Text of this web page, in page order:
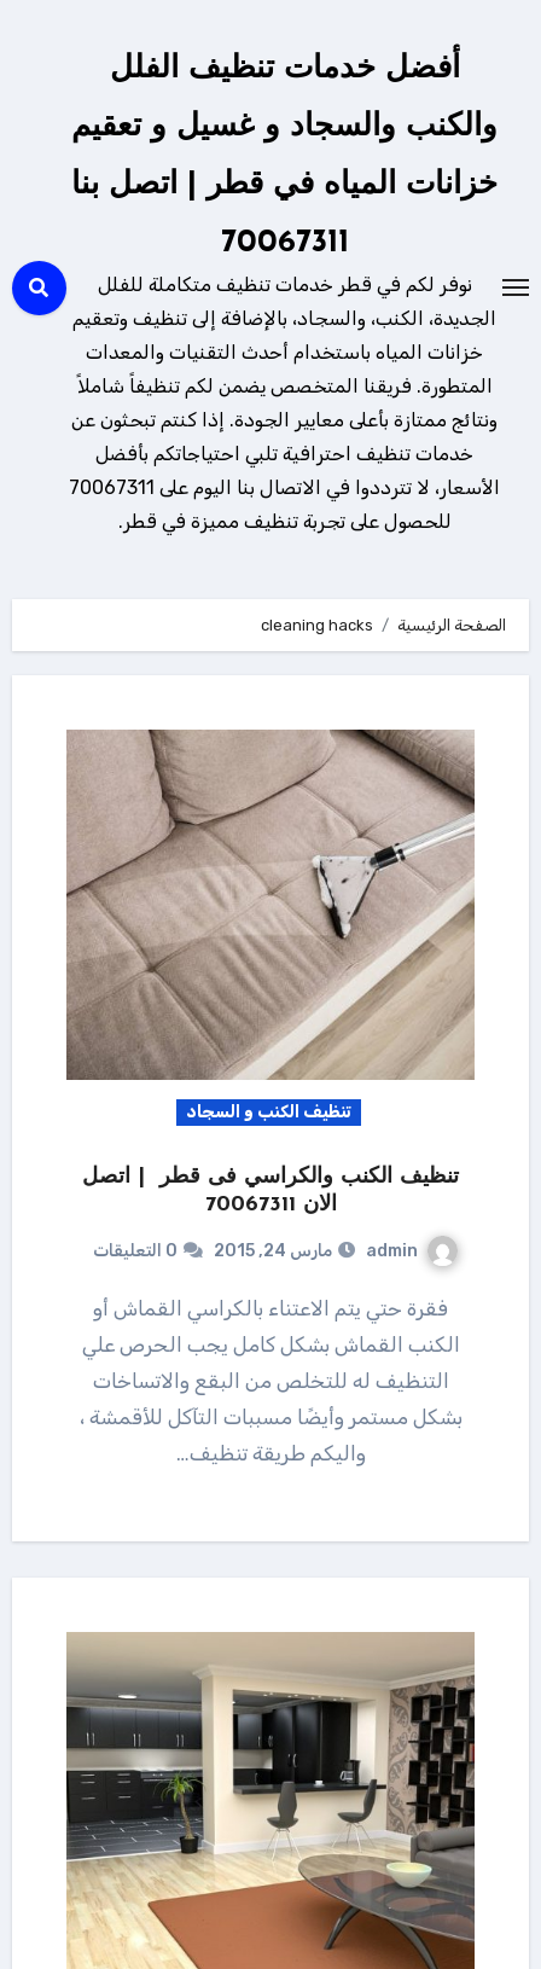
أفضل خدمات تنظيف الفلل
والكنب والسجاد و غسيل و تعقيم
خزانات المياه في قطر | اتصل بنا
70067311
نوفر لكم في قطر خدمات تنظيف متكاملة للفلل
الجديدة، الكنب، والسجاد، بالإضافة إلى تنظيف وتعقيم
خزانات المياه باستخدام أحدث التقنيات والمعدات
المتطورة. فريقنا المتخصص يضمن لكم تنظيفاً شاملاً
ونتائج ممتازة بأعلى معايير الجودة. إذا كنتم تبحثون عن
خدمات تنظيف احترافية تلبي احتياجاتكم بأفضل
الأسعار، لا تترددوا في الاتصال بنا اليوم على 70067311
للحصول على تجربة تنظيف مميزة في قطر.
الصفحة الرئيسية cleaning hacks
تنظيف الكنب و السجاد
تنظيف الكنب والكراسي فى قطر | اتصل
الان 70067311
admin مارس 24, 2015 0 التعليقات
فقرة حتي يتم الاعتناء بالكراسي القماش أو
الكنب القماش بشكل كامل يجب الحرص علي
التنظيف له للتخلص من البقع والاتساخات
بشكل مستمر وأيضًا مسببات التآكل للأقمشة ،
واليكم طريقة تنظيف…